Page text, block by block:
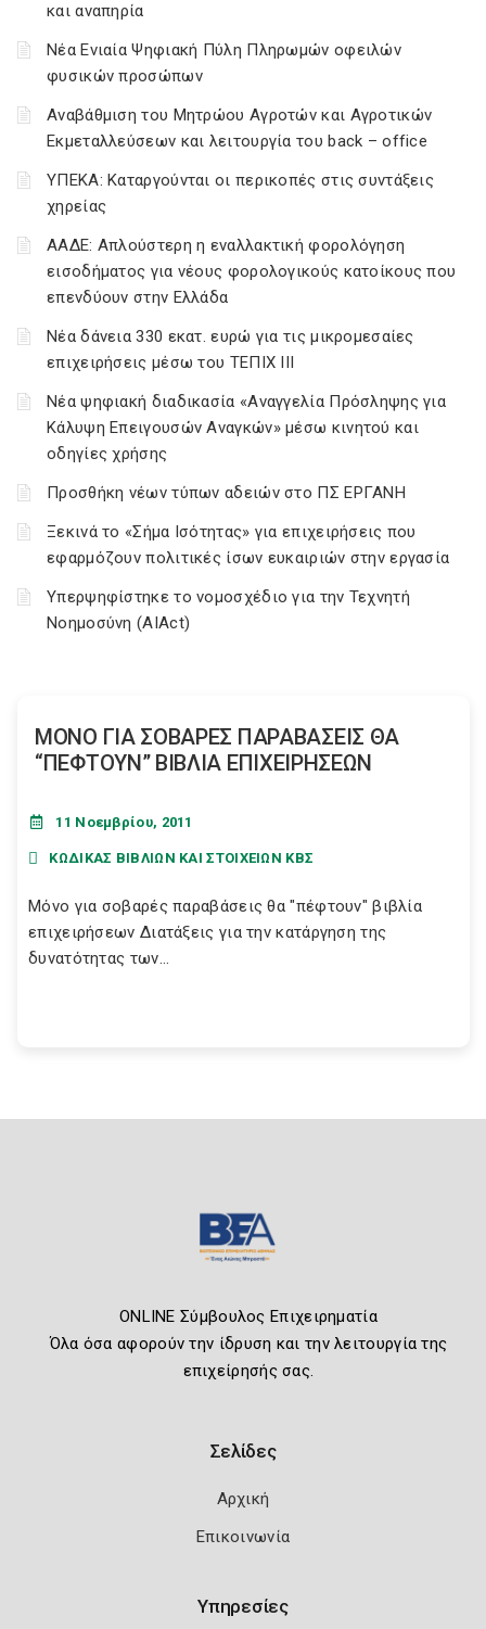
και αναπηρία
Νέα Ενιαία Ψηφιακή Πύλη Πληρωμών οφειλών
φυσικών προσώπων
Αναβάθμιση του Μητρώου Αγροτών και Αγροτικών
Εκμεταλλεύσεων και λειτουργία του back – office
ΥΠΕΚΑ: Καταργούνται οι περικοπές στις συντάξεις
χηρείας
ΑΑΔΕ: Απλούστερη η εναλλακτική φορολόγηση
εισοδήματος για νέους φορολογικούς κατοίκους που
επενδύουν στην Ελλάδα
Νέα δάνεια 330 εκατ. ευρώ για τις μικρομεσαίες
επιχειρήσεις μέσω του ΤΕΠΙΧ ΙΙΙ
Νέα ψηφιακή διαδικασία «Αναγγελία Πρόσληψης για
Κάλυψη Επειγουσών Αναγκών» μέσω κινητού και
οδηγίες χρήσης
Προσθήκη νέων τύπων αδειών στο ΠΣ ΕΡΓΑΝΗ
Ξεκινά το «Σήμα Ισότητας» για επιχειρήσεις που
εφαρμόζουν πολιτικές ίσων ευκαιριών στην εργασία
Υπερψηφίστηκε το νομοσχέδιο για την Τεχνητή
Νοημοσύνη (AIAct)
ΜΟΝΟ ΓΙΑ ΣΟΒΑΡΕΣ ΠΑΡΑΒΑΣΕΙΣ ΘΑ
“ΠΕΦΤΟΥΝ” ΒΙΒΛΙΑ ΕΠΙΧΕΙΡΗΣΕΩΝ
11 Νοεμβρίου, 2011
ΚΩΔΙΚΑΣ ΒΙΒΛΙΩΝ ΚΑΙ ΣΤΟΙΧΕΙΩΝ ΚΒΣ
Μόνο για σοβαρές παραβάσεις θα "πέφτουν" βιβλία
επιχειρήσεων Διατάξεις για την κατάργηση της
δυνατότητας των...
ONLINE Σύμβουλος Επιχειρηματία
Όλα όσα αφορούν την ίδρυση και την λειτουργία της
επιχείρησής σας.
Σελίδες
Αρχική
Επικοινωνία
Υπηρεσίες